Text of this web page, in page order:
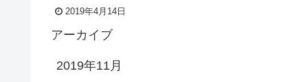
2019年4月14日
アーカイブ
2019年11月